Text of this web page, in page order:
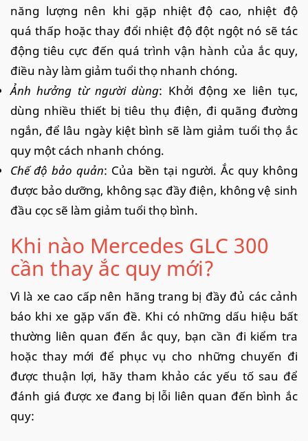
năng lượng nên khi gặp nhiệt độ cao, nhiệt độ
quá thấp hoặc thay đổi nhiệt độ đột ngột nó sẽ tác
động tiêu cực đến quá trình vận hành của ắc quy,
điều này làm giảm tuổi thọ nhanh chóng.
Ảnh hưởng từ người dùng: Khởi động xe liên tục,
dùng nhiều thiết bị tiêu thụ điện, đi quãng đường
ngắn, để lâu ngày kiệt bình sẽ làm giảm tuổi thọ ắc
quy một cách nhanh chóng.
Chế độ bảo quản: Của bền tại người. Ắc quy không
được bảo dưỡng, không sạc đầy điện, không vệ sinh
đầu cọc sẽ làm giảm tuổi thọ bình.
Khi nào Mercedes GLC 300
cần thay ắc quy mới?
Vì là xe cao cấp nên hãng trang bị đầy đủ các cảnh
báo khi xe gặp vấn đề. Khi có những dấu hiệu bất
thường liên quan đến ắc quy, bạn cần đi kiểm tra
hoặc thay mới để phục vụ cho những chuyến đi
được thuận lợi, hãy tham khảo các yếu tố sau để
đánh giá được xe đang bị lỗi liên quan đến bình ắc
quy: